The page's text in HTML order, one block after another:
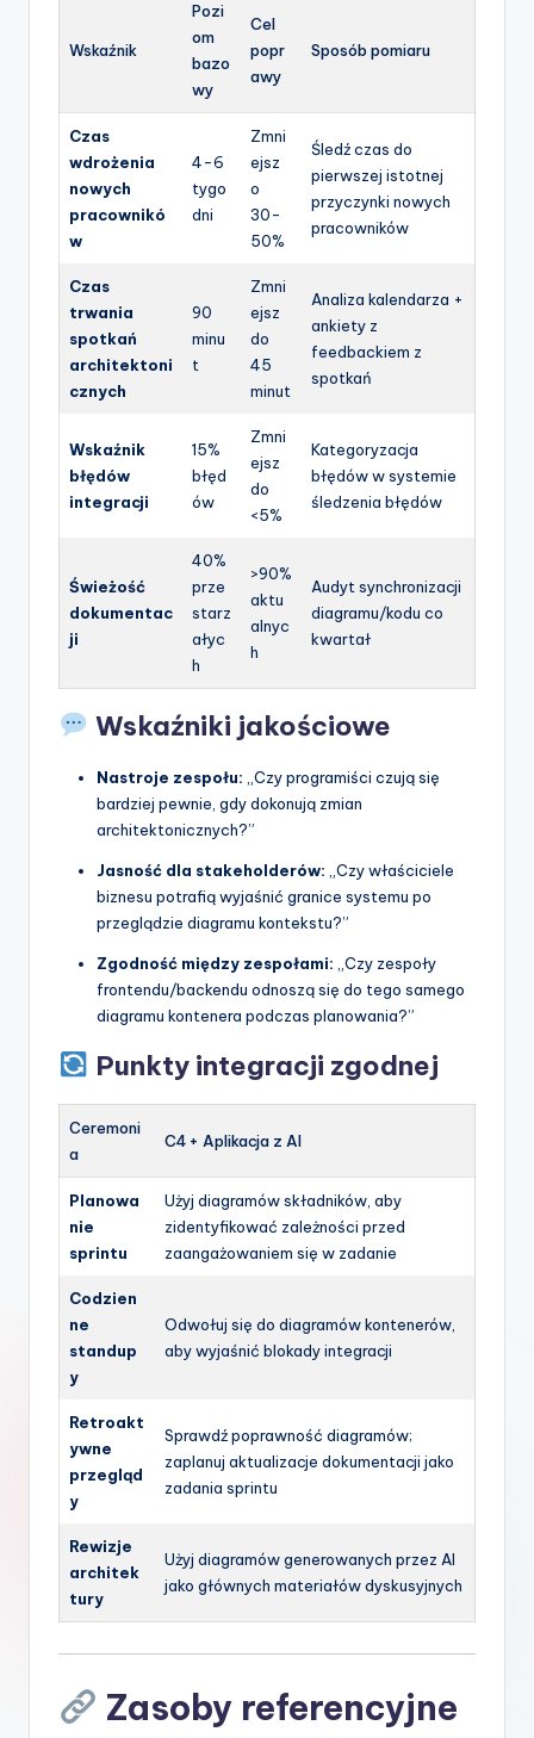
Wskaźnik
Pozi
om
bazo
wy
Cel
popr
awy
Sposób pomiaru
Czas
wdrożenia
nowych
pracownikó
w
4-6
tygo
dni
Zmni
ejsz
o
30-
50%
Śledź czas do
pierwszej istotnej
przyczynki nowych
pracowników
Czas
trwania
spotkań
architektoni
cznych
90
minu
t
Zmni
ejsz
do
45
minut
Analiza kalendarza +
ankiety z
feedbackiem z
spotkań
Wskaźnik
błędów
integracji
15%
błęd
ów
Zmni
ejsz
do
<5%
Kategoryzacja
błędów w systemie
śledzenia błędów
Świeżość
dokumentac
ji
40%
prze
starz
ałyc
h
>90%
aktu
alnyc
h
Audyt synchronizacji
diagramu/kodu co
kwartał
Wskaźniki jakościowe
Nastroje zespołu: „Czy programiści czują się
bardziej pewnie, gdy dokonują zmian
architektonicznych?”
Jasność dla stakeholderów: „Czy właściciele
biznesu potrafią wyjaśnić granice systemu po
przeglądzie diagramu kontekstu?”
Zgodność między zespołami: „Czy zespoły
frontendu/backendu odnoszą się do tego samego
diagramu kontenera podczas planowania?”
Punkty integracji zgodnej
Ceremoni
a
C4 + Aplikacja z AI
Planowa
nie
sprintu
Użyj diagramów składników, aby
zidentyfikować zależności przed
zaangażowaniem się w zadanie
Codzien
ne
standup
y
Odwołuj się do diagramów kontenerów,
aby wyjaśnić blokady integracji
Retroakt
ywne
przegląd
y
Sprawdź poprawność diagramów;
zaplanuj aktualizacje dokumentacji jako
zadania sprintu
Rewizje
architek
tury
Użyj diagramów generowanych przez AI
jako głównych materiałów dyskusyjnych
Zasoby referencyjne